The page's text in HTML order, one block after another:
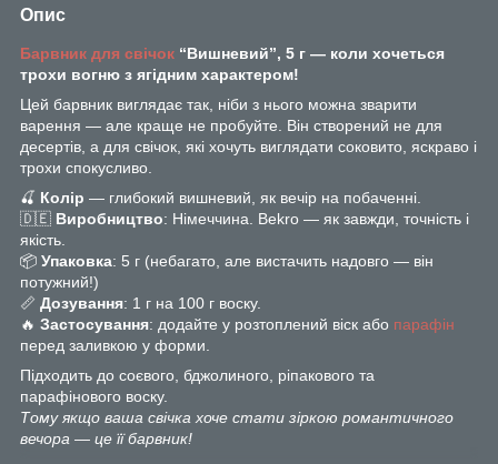
Опис
Барвник для свічок “Вишневий”, 5 г — коли хочеться
трохи вогню з ягідним характером!
Цей барвник виглядає так, ніби з нього можна зварити
варення — але краще не пробуйте. Він створений не для
десертів, а для свічок, які хочуть виглядати соковито, яскраво і
трохи спокусливо.
🍒 Колір — глибокий вишневий, як вечір на побаченні.
🇩🇪 Виробництво: Німеччина. Bekro — як завжди, точність і
якість.
📦 Упаковка: 5 г (небагато, але вистачить надовго — він
потужний!)
📏 Дозування: 1 г на 100 г воску.
🔥 Застосування: додайте у розтоплений віск або парафін
перед заливкою у форми.
Підходить до соєвого, бджолиного, ріпакового та
парафінового воску.
Тому якщо ваша свічка хоче стати зіркою романтичного
вечора — це її барвник!